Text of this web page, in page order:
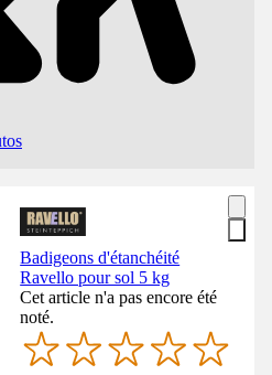
Badigeons d'étanchéité
Ravello pour sol 5 kg
Cet article n'a pas encore été
noté.